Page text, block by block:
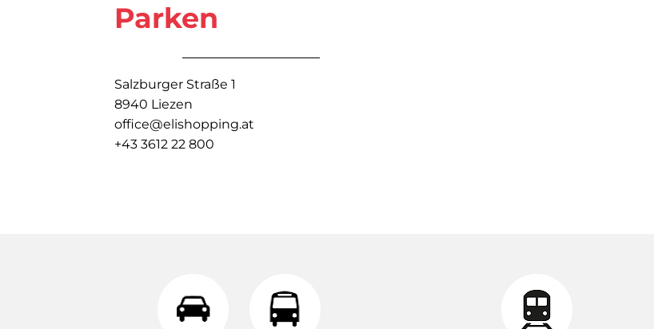
Parken
Salzburger Straße 1
8940 Liezen
office@elishopping.at
+43 3612 22 800